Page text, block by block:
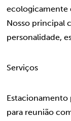
ecologicamente
Nosso principal
personalidade,
Serviços
Estacionamento
para reunião